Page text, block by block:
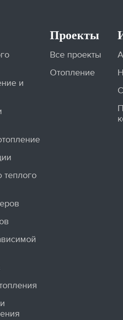
и
теплого
Проекты
Все проекты
Отопление